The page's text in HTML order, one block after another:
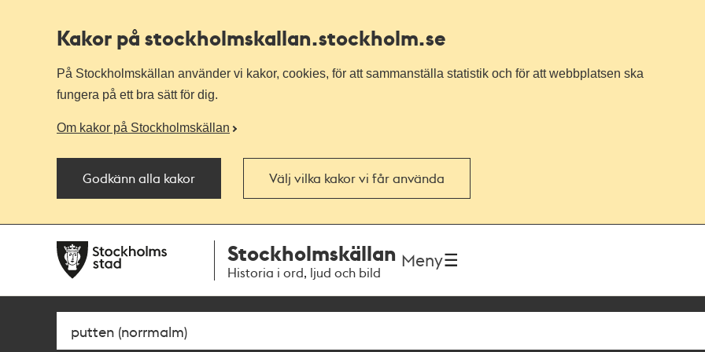
Kakor på stockholmskallan.stockholm.se
På Stockholmskällan använder vi kakor, cookies, för att sammanställa statistik och för att webbplatsen ska
fungera på ett bra sätt för dig.
Om kakor på Stockholmskällan
Godkänn alla kakor Välj vilka kakor vi får använda
navigationen
huvudinnehållet
Stockholmskällan
Historia i ord, ljud och bild
Meny
Sök